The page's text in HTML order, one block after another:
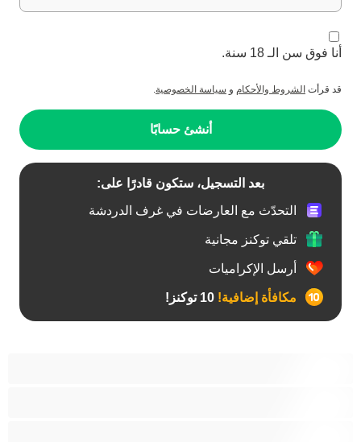
أنا فوق سن الـ 18 سنة.
قد قرأت الشروط والأحكام و سياسة الخصوصية.
أنشئ حسابًا
بعد التسجيل، ستكون قادرًا على:
التحدّث مع العارضات في غرف الدردشة
تلقي توكنز مجانية
أرسل الإكراميات
مكافأة إضافية!